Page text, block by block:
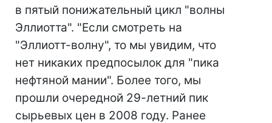
в пятый понижательный цикл "волны
Эллиотта". "Если смотреть на
"Эллиотт-волну", то мы увидим, что
нет никаких предпосылок для "пика
нефтяной мании". Более того, мы
прошли очередной 29-летний пик
сырьевых цен в 2008 году. Ранее